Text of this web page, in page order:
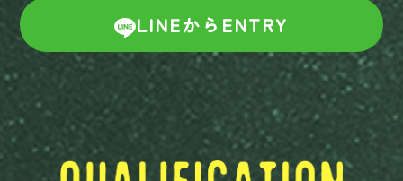
LINEからENTRY